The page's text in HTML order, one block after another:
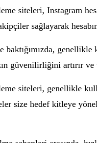
siteleri, Instagram
sağlayarak
baktığımızda,
güvenilirliğini artırır
siteleri, genellikle
size hedef kitleye